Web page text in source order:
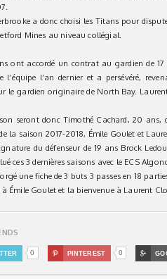
a donc choisi les Titans pour
Mines au niveau collégial.
ont accordé un contrat au gardien de
l’an dernier et a persévéré,
le gardien originaire de North Bay.
seront donc Timothé Cachard, 20
la saison 2017-2018, Émile Goulet et
du défenseur de 19 ans Brock
ces 3 dernières saisons avec le ECS
une fiche de 3 buts 3 passes en 18
Émile Goulet et la bienvenue à Laurent
0  PINTEREST 0 